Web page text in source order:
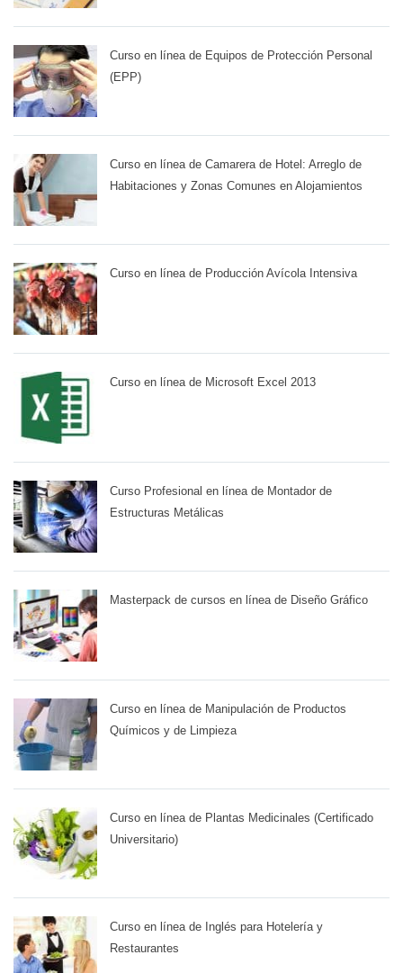
Curso en línea de Equipos de Protección Personal
(EPP)
Curso en línea de Camarera de Hotel: Arreglo de
Habitaciones y Zonas Comunes en Alojamientos
Curso en línea de Producción Avícola Intensiva
Curso en línea de Microsoft Excel 2013
Curso Profesional en línea de Montador de
Estructuras Metálicas
Masterpack de cursos en línea de Diseño Gráfico
Curso en línea de Manipulación de Productos
Químicos y de Limpieza
Curso en línea de Plantas Medicinales (Certificado
Universitario)
Curso en línea de Inglés para Hotelería y
Restaurantes